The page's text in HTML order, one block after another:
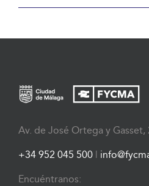
Av. de José Ortega y Gasset,
+34 952 045 500
Encuéntranos: